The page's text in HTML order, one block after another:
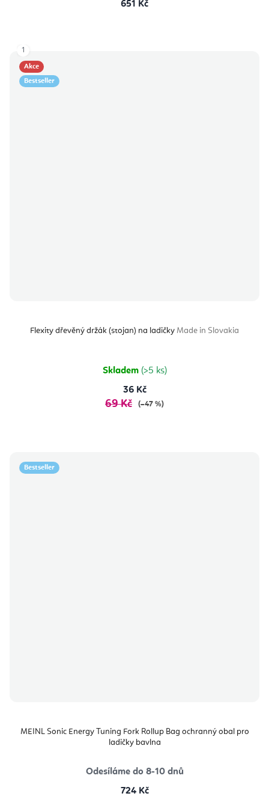
651 Kč
Akce
Bestseller
Flexity dřevěný držák (stojan) na ladičky Made in Slovakia
Skladem (>5 ks)
36 Kč
69 Kč (–47 %)
1
Bestseller
MEINL Sonic Energy Tuning Fork Rollup Bag ochranný obal pro
ladičky bavlna
Odesíláme do 8-10 dnů
724 Kč